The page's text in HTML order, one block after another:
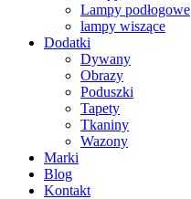
Lampy podłogowe
lampy wiszące
Dodatki
Dywany
Obrazy
Poduszki
Tapety
Tkaniny
Wazony
Marki
Blog
Kontakt